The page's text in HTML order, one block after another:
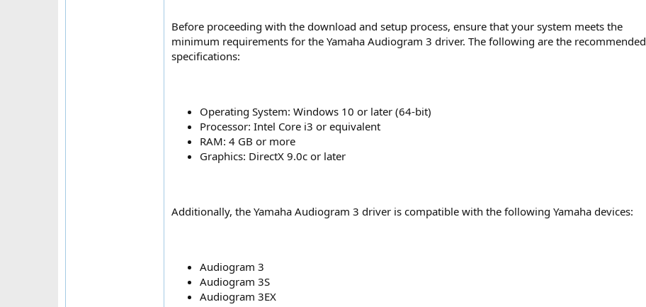
Before proceeding with the download and setup process, ensure that your system meets the
minimum requirements for the Yamaha Audiogram 3 driver. The following are the recommended
specifications:
Operating System: Windows 10 or later (64-bit)
Processor: Intel Core i3 or equivalent
RAM: 4 GB or more
Graphics: DirectX 9.0c or later
Additionally, the Yamaha Audiogram 3 driver is compatible with the following Yamaha devices:
Audiogram 3
Audiogram 3S
Audiogram 3EX